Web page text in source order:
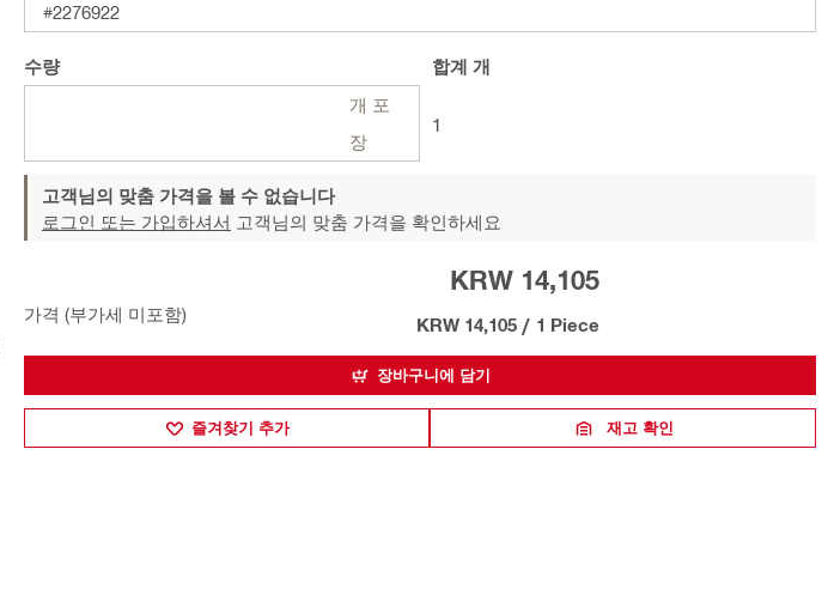
#2276922
수량
개 포
장
합계 개
1
고객님의 맞춤 가격을 볼 수 없습니다
로그인 또는 가입하셔서 고객님의 맞춤 가격을 확인하세요
가격 (부가세 미포함)
KRW 14,105
KRW 14,105 / 1 Piece
장바구니에 담기
즐겨찾기 추가 재고 확인